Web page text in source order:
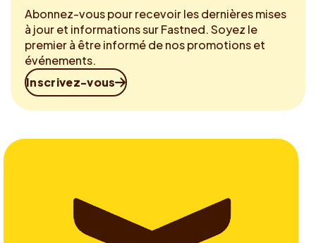
Abonnez-vous pour recevoir les dernières mises
à jour et informations sur Fastned. Soyez le
premier à être informé de nos promotions et
événements.
Inscrivez-vous